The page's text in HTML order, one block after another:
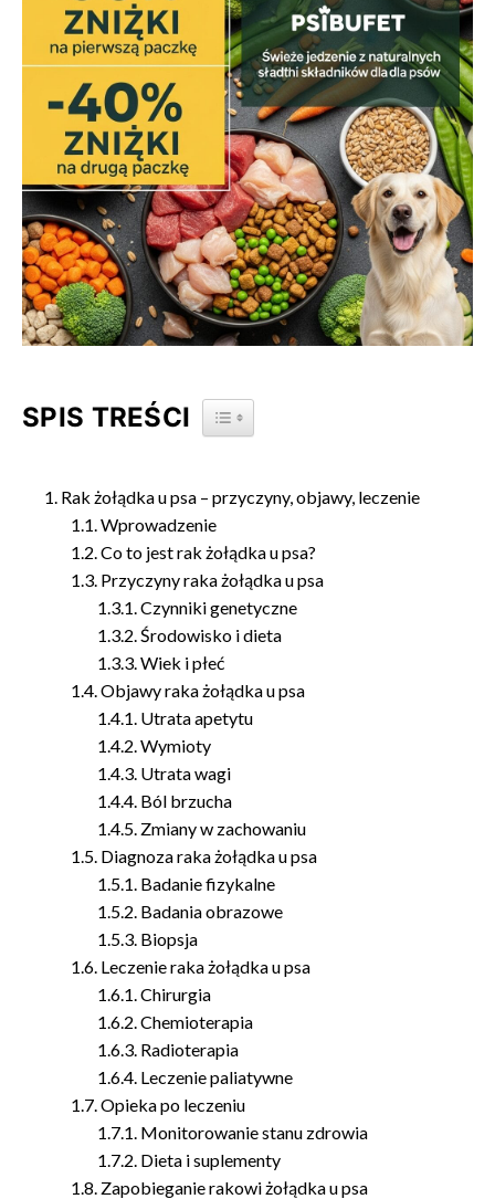
SPIS TREŚCI TOGGLE TABLE OF CONTENT
Rak żołądka u psa – przyczyny, objawy, leczenie
Wprowadzenie
Co to jest rak żołądka u psa?
Przyczyny raka żołądka u psa
Czynniki genetyczne
Środowisko i dieta
Wiek i płeć
Objawy raka żołądka u psa
Utrata apetytu
Wymioty
Utrata wagi
Ból brzucha
Zmiany w zachowaniu
Diagnoza raka żołądka u psa
Badanie fizykalne
Badania obrazowe
Biopsja
Leczenie raka żołądka u psa
Chirurgia
Chemioterapia
Radioterapia
Leczenie paliatywne
Opieka po leczeniu
Monitorowanie stanu zdrowia
Dieta i suplementy
Zapobieganie rakowi żołądka u psa